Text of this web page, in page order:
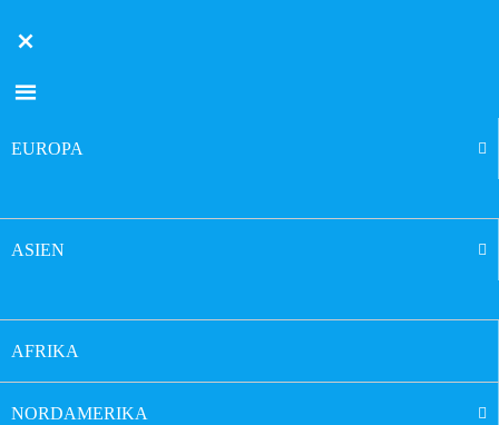
EUROPA
ASIEN
AFRIKA
NORDAMERIKA